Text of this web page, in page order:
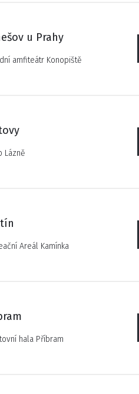
u Prahy
amfiteátr Konopiště
Lázně
Areál Kamínka
hala Příbram